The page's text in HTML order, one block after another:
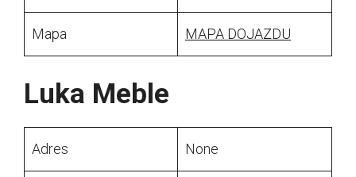
Mapa MAPA DOJAZDU
Luka Meble
Adres None